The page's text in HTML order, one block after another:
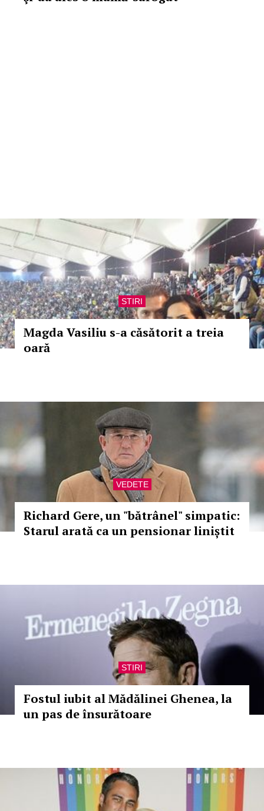
STIRI
Magda Vasiliu s-a căsătorit a treia
oară
VEDETE
Richard Gere, un "bătrânel" simpatic:
Starul arată ca un pensionar liniștit
STIRI
Fostul iubit al Mădălinei Ghenea, la
un pas de însurătoare